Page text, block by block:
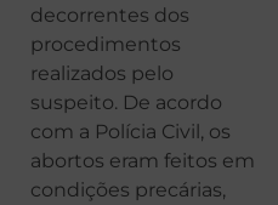
decorrentes dos
procedimentos
realizados pelo
suspeito. De acordo
com a Polícia Civil, os
abortos eram feitos em
condições precárias,